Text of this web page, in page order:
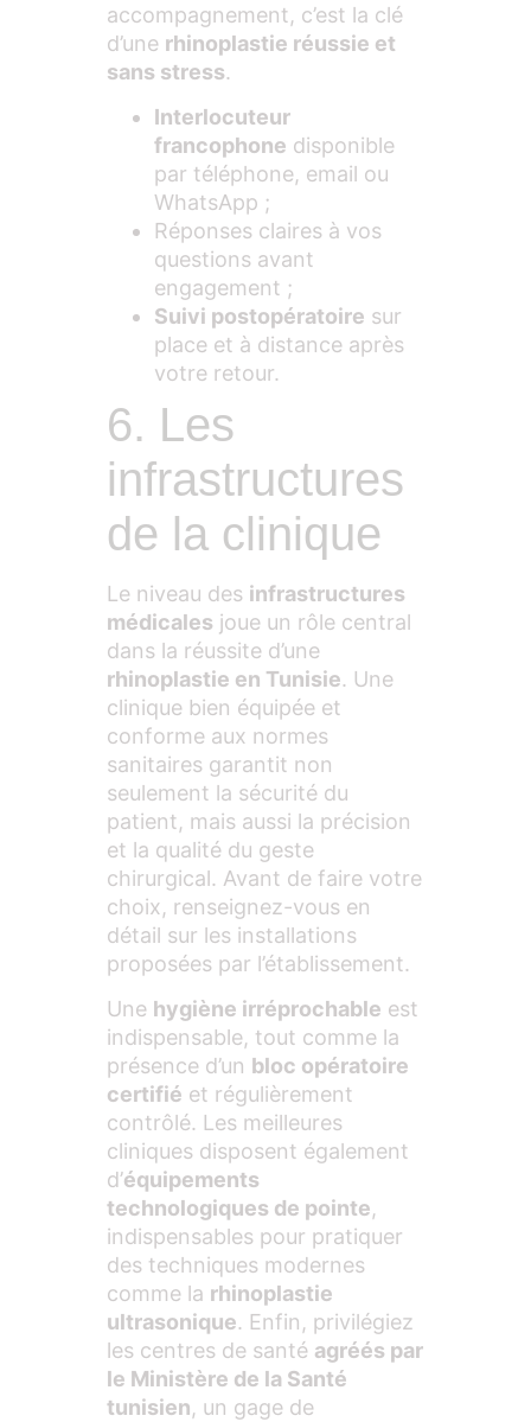
accompagnement, c’est la clé
d’une rhinoplastie réussie et
sans stress.
Interlocuteur
francophone disponible
par téléphone, email ou
WhatsApp ;
Réponses claires à vos
questions avant
engagement ;
Suivi postopératoire sur
place et à distance après
votre retour.
6. Les
infrastructures
de la clinique
Le niveau des infrastructures
médicales joue un rôle central
dans la réussite d’une
rhinoplastie en Tunisie. Une
clinique bien équipée et
conforme aux normes
sanitaires garantit non
seulement la sécurité du
patient, mais aussi la précision
et la qualité du geste
chirurgical. Avant de faire votre
choix, renseignez-vous en
détail sur les installations
proposées par l’établissement.
Une hygiène irréprochable est
indispensable, tout comme la
présence d’un bloc opératoire
certifié et régulièrement
contrôlé. Les meilleures
cliniques disposent également
d’équipements
technologiques de pointe,
indispensables pour pratiquer
des techniques modernes
comme la rhinoplastie
ultrasonique. Enfin, privilégiez
les centres de santé agréés par
le Ministère de la Santé
tunisien, un gage de